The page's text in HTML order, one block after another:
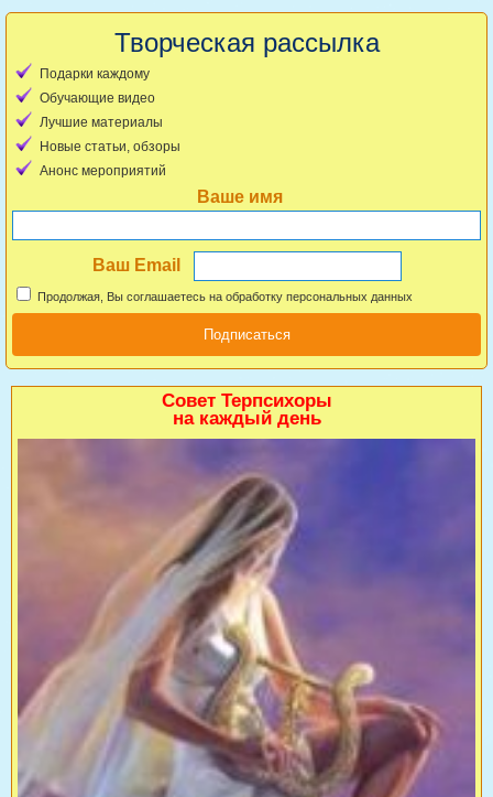
Творческая рассылка
Подарки каждому
Обучающие видео
Лучшие материалы
Новые статьи, обзоры
Анонс мероприятий
Ваше имя
Ваш Email
Продолжая, Вы соглашаетесь на обработку персональных данных
Совет Терпсихоры
на каждый день